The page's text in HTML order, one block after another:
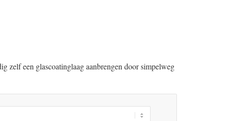
zelf een glascoatinglaag aanbrengen door simpelweg